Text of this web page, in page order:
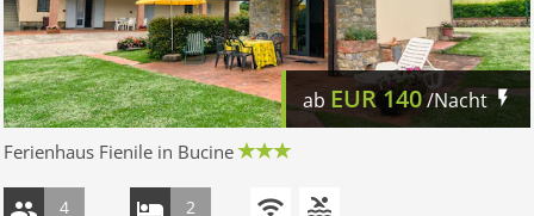
ab EUR 140/Nacht
Ferienhaus Fienile in Bucine
4 2